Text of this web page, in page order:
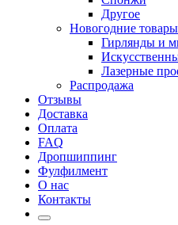
Другое
Новогодние товары
Гирлянды и
Лазерные
Распродажа
Отзывы
Доставка
Оплата
FAQ
Дропшиппинг
Фулфилмент
О нас
Контакты